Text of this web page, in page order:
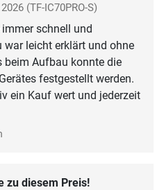
(TF-IC70PRO-S)
schnell und
leicht erklärt und ohne
beim Aufbau konnte die
festgestellt werden.
ein Kauf wert und jederzeit
zu diesem Preis!